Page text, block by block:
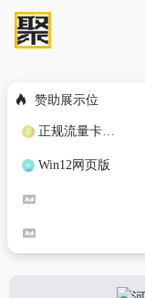
赞助展示位
正规流量卡免费加盟合作
Win12网页版